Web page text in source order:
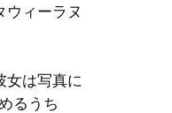
ウィーラヌ
女は写真に
るうち